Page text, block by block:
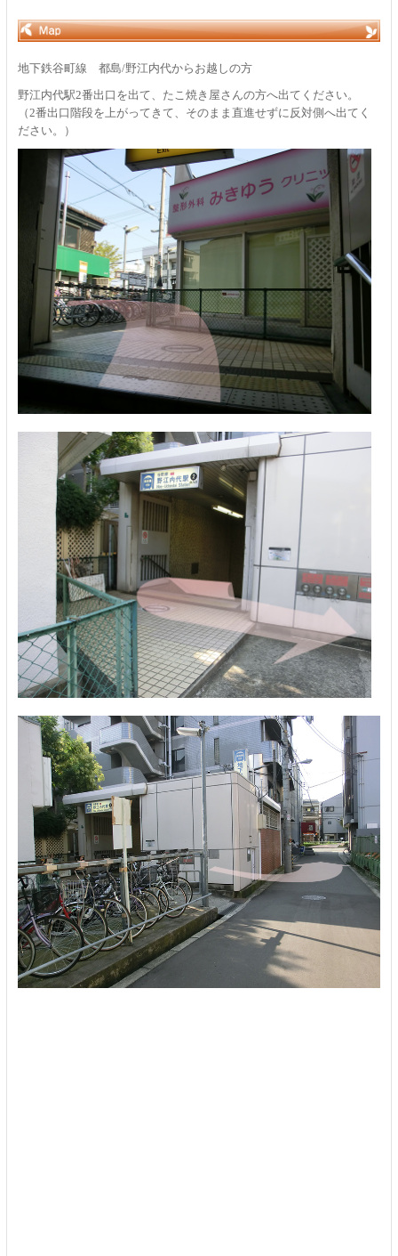
地下鉄谷町線 都島/野江内代からお越しの方
野江内代駅2番出口を出て、たこ焼き屋さんの方へ出てください。
（2番出口階段を上がってきて、そのまま直進せずに反対側へ出てく
ださい。）